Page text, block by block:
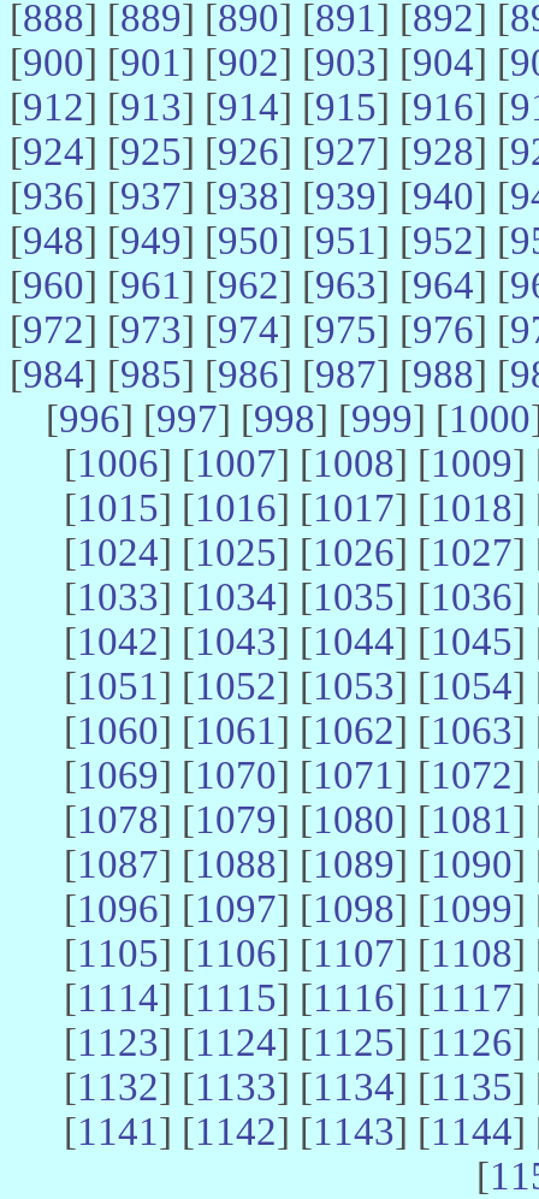
[888] [889] [890] [891] [892] [
[900] [901] [902] [903] [904] [
[912] [913] [914] [915] [916] [
[924] [925] [926] [927] [928] [
[936] [937] [938] [939] [940] [
[948] [949] [950] [951] [952] [
[960] [961] [962] [963] [964] [
[972] [973] [974] [975] [976] [
[984] [985] [986] [987] [988] [
[996] [997] [998] [999] [1000
[1006] [1007] [1008] [1009]
[1015] [1016] [1017] [1018]
[1024] [1025] [1026] [1027]
[1033] [1034] [1035] [1036]
[1042] [1043] [1044] [1045]
[1051] [1052] [1053] [1054]
[1060] [1061] [1062] [1063]
[1069] [1070] [1071] [1072]
[1078] [1079] [1080] [1081]
[1087] [1088] [1089] [1090]
[1096] [1097] [1098] [1099]
[1105] [1106] [1107] [1108]
[1114] [1115] [1116] [1117]
[1123] [1124] [1125] [1126]
[1132] [1133] [1134] [1135]
[1141] [1142] [1143] [1144]
[